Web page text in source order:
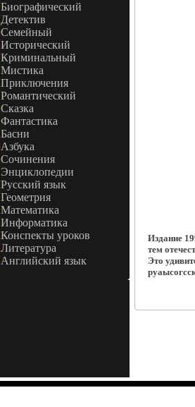
Биографический
Детектив
Семейный
Исторический
Криминальный
Мистика
Приключения
Романтический
Сказка
Фантастика
Басни
Азбука
Сочинения
Энциклопедии
Русский язык
Геометрия
Математика
Информатика
Конспекты уроков
Литература
Английский язык
Издание
тем
Это